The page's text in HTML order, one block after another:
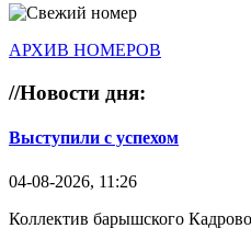
АРХИВ НОМЕРОВ
//Новости дня:
Выступили с успехом
04-08-2026, 11:26
Коллектив барышского